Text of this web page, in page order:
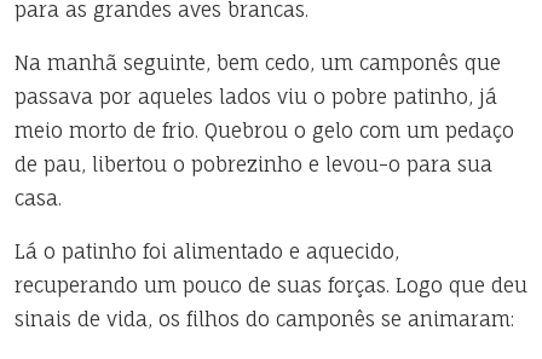
para as grandes aves brancas.
Na manhã seguinte, bem cedo, um camponês que
passava por aqueles lados viu o pobre patinho, já
meio morto de frio. Quebrou o gelo com um pedaço
de pau, libertou o pobrezinho e levou-o para sua
casa.
Lá o patinho foi alimentado e aquecido,
recuperando um pouco de suas forças. Logo que deu
sinais de vida, os filhos do camponês se animaram: